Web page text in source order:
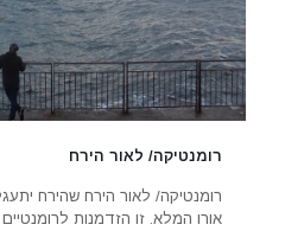
רומנטיקה/ לאור הירח
רומנטיקה/ לאור הירח שהירח
אורו המלא. זו הזדמנות לרומנטיים